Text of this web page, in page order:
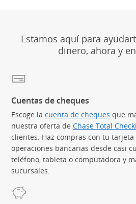
Estamos aquí para
dinero, ahora y
Cuentas de cheques
Escoge la cuenta de cheques que
nuestra oferta de Chase Total
clientes. Haz compras con tu
operaciones bancarias desde casi
teléfono, tableta o computadora y
sucursales.